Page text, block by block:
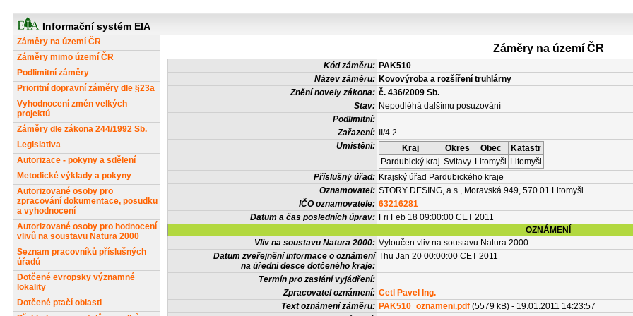
Informační systém EIA
Záměry na území ČR
Záměry mimo území ČR
Podlimitní záměry
Prioritní dopravní záměry dle §23a
Vyhodnocení změn velkých
projektů
Záměry dle zákona 244/1992 Sb.
Legislativa
Autorizace - pokyny a sdělení
Metodické výklady a pokyny
Autorizované osoby pro
zpracování dokumentace, posudku
a vyhodnocení
Autorizované osoby pro hodnocení
vlivů na soustavu Natura 2000
Seznam pracovníků příslušných
úřadů
Dotčené evropsky významné
lokality
Dotčené ptačí oblasti
Záměry na území ČR
Kód záměru: PAK510
Název záměru: Kovovýroba a rozšíření truhlárny
Znění novely zákona: č. 436/2009 Sb.
Stav: Nepodléhá dalšímu posuzování
Podlimitní:
Zařazení:
II/4.2
Umístění:
Kraj Okres Obec
Katastr
Pardubický kraj Svitavy Litomyšl
Litomyšl
Příslušný úřad: Krajský úřad Pardubického kraje
Oznamovatel: STORY DESING, a.s., Moravská 949, 570 01 Litomyšl
IČO oznamovatele: 63216281
Datum a čas posledních úprav: Fri Feb 18 09:00:00 CET 2011
OZNÁMENÍ
Vliv na soustavu Natura 2000: Vyloučen vliv na soustavu Natura 2000
Datum zveřejnění informace o oznámení
na úřední desce dotčeného kraje:
Thu Jan 20 00:00:00 CET 2011
Termín pro zaslání vyjádření:
Zpracovatel oznámení: Cetl Pavel Ing.
Text oznámení záměru: PAK510_oznameni.pdf (5579 kB) - 19.01.2011 14:23:57